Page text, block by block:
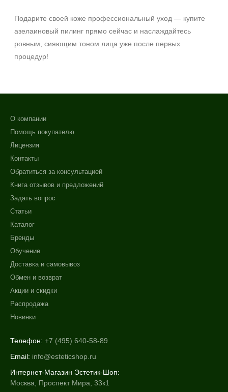
Подарите своей коже профессиональный уход — купите
азелаиновый пилинг прямо сейчас и наслаждайтесь
ровным, сияющим тоном лица уже после первых
процедур!
О компании
Помощь покупателю
Лицензия
Контакты
Обратиться за консультацией
Книга отзывов и предложений
Задать вопрос
Статьи
Каталог
Бренды
Обучение
Доставка и самовывоз
Обмен и возврат
Акции и скидки
Распродажа
Новинки
Телефон: +7 (495) 640-58-89
Email: info@esteticshop.ru
Интернет-Магазин Эстетик-Шоп:
Москва, Проспект Мира, 33к1